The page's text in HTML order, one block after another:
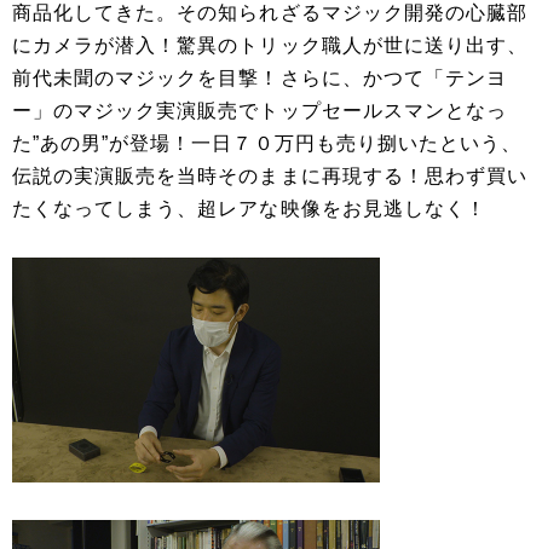
商品化してきた。その知られざるマジック開発の心臓部
にカメラが潜入！驚異のトリック職人が世に送り出す、
前代未聞のマジックを目撃！さらに、かつて「テンヨ
ー」のマジック実演販売でトップセールスマンとなっ
た”あの男”が登場！一日７０万円も売り捌いたという、
伝説の実演販売を当時そのままに再現する！思わず買い
たくなってしまう、超レアな映像をお見逃しなく！